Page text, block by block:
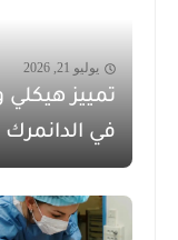
يوليو 21, 2026
تمييز
في الدانمرك